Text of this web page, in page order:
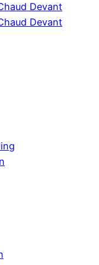
Devant
Devant